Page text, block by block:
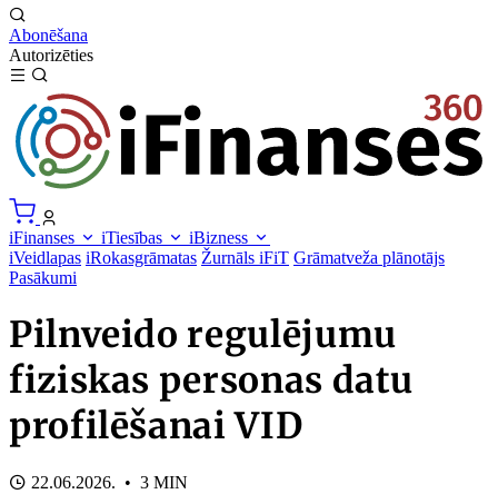
Abonēšana
Autorizēties
iFinanses iTiesības
iBizness
iVeidlapas iRokasgrāmatas Žurnāls iFiT Grāmatveža plānotājs
Pasākumi
Pilnveido regulējumu
fiziskas personas datu
profilēšanai VID
22.06.2026. • 3 MIN